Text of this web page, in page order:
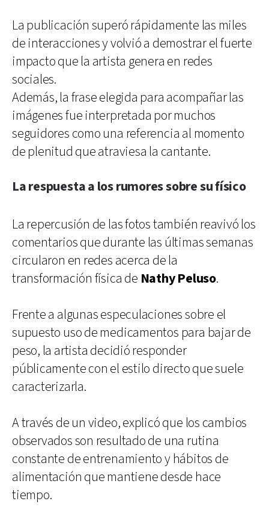
La publicación superó rápidamente las miles
de interacciones y volvió a demostrar el fuerte
impacto que la artista genera en redes
sociales.
Además, la frase elegida para acompañar las
imágenes fue interpretada por muchos
seguidores como una referencia al momento
de plenitud que atraviesa la cantante.
La respuesta a los rumores sobre su físico
La repercusión de las fotos también reavivó los
comentarios que durante las últimas semanas
circularon en redes acerca de la
transformación física de Nathy Peluso.
Frente a algunas especulaciones sobre el
supuesto uso de medicamentos para bajar de
peso, la artista decidió responder
públicamente con el estilo directo que suele
caracterizarla.
A través de un video, explicó que los cambios
observados son resultado de una rutina
constante de entrenamiento y hábitos de
alimentación que mantiene desde hace
tiempo.